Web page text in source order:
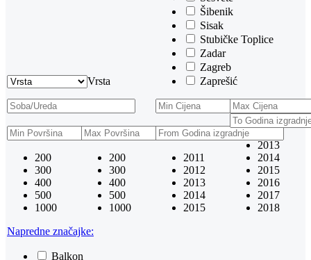
Vrsta
Šibenik
Sisak
Stubičke Toplice
Zadar
Zagreb
Zaprešić
200
300
400
500
1000
200
300
400
500
1000
2011
2012
2013
2014
2015
2013
2014
2015
2016
2017
2018
Napredne značajke:
Balkon